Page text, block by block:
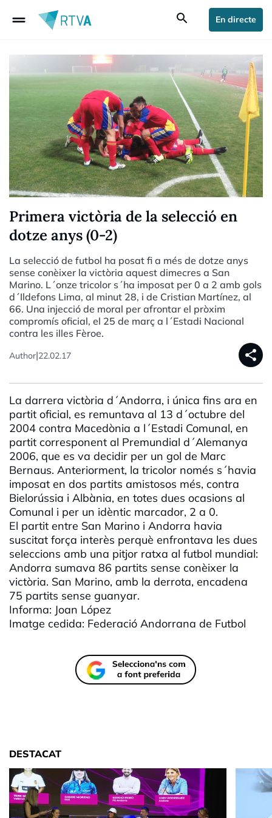
drag_handle search En directe
Primera victòria de la selecció en
dotze anys (0-2)
La selecció de futbol ha posat fi a més de dotze anys
sense conèixer la victòria aquest dimecres a San
Marino. L´onze tricolor s´ha imposat per 0 a 2 amb gols
d´Ildefons Lima, al minut 28, i de Cristian Martínez, al
66. Una injecció de moral per afrontar el pròxim
compromís oficial, el 25 de març a l´Estadi Nacional
contra les illes Fèroe.
Author|22.02.17 share
La darrera victòria d´Andorra, i única fins ara en
partit oficial, es remuntava al 13 d´octubre del
2004 contra Macedònia a l´Estadi Comunal, en
partit corresponent al Premundial d´Alemanya
2006, que es va decidir per un gol de Marc
Bernaus. Anteriorment, la tricolor només s´havia
imposat en dos partits amistosos més, contra
Bielorússia i Albània, en totes dues ocasions al
Comunal i per un idèntic marcador, 2 a 0.
El partit entre San Marino i Andorra havia
suscitat força interès perquè enfrontava les dues
seleccions amb una pitjor ratxa al futbol mundial:
Andorra sumava 86 partits sense conèixer la
victòria. San Marino, amb la derrota, encadena
75 partits sense guanyar.
Informa: Joan López
Imatge cedida: Federació Andorrana de Futbol
DESTACAT